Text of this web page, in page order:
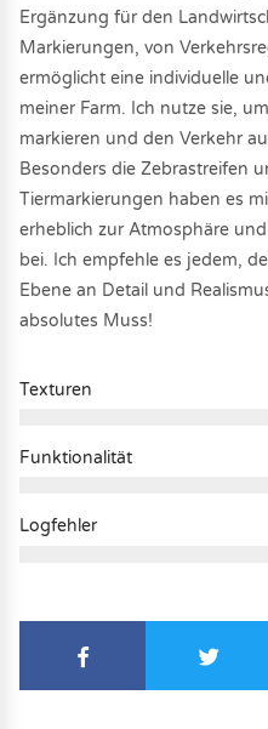
Ergänzung für den
Markierungen, von
ermöglicht eine individuelle
meiner Farm. Ich nutze sie,
markieren und den Verkehr
Besonders die Zebrastreifen
Tiermarkierungen haben es
erheblich zur Atmosphäre
bei. Ich empfehle es jedem,
Ebene an Detail und
absolutes Muss!
Texturen
Funktionalität
Logfehler